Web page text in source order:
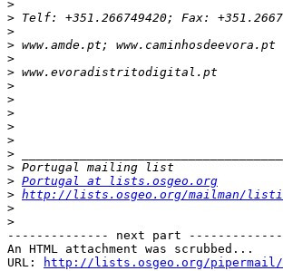
>
>
>
> www.amde.pt;
>
>
>
>
>
>
>
>
>
> Portugal at lists.osgeo.org
> http://lists.osgeo.org/mailman/
>
>
-------------- next part
An HTML attachment was scrubbed...
URL:
http://lists.osgeo.org/pipermail/